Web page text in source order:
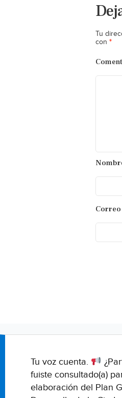
Tu
con *
Tu voz cuenta.
fuiste consultado(a)
elaboración del Plan